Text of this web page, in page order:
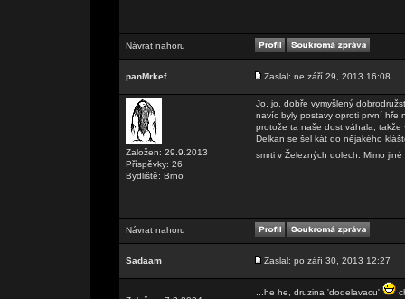
Návrat nahoru
panMrkef Zaslal: ne září 29, 2013 16:08
Založen: 29.9.2013
Příspěvky: 26
Bydliště: Brno
Jo, jo, dobře vymyšlený
navíc byly postavy oproti první hře
protože ta naše dost váhala,
Delkan se šel kát do nějakého
smrti v Železných dolech. Mimo
Návrat nahoru
Sadaam Zaslal: po září 30, 2013 12:27
...he he, druzina 'dodelavacu'